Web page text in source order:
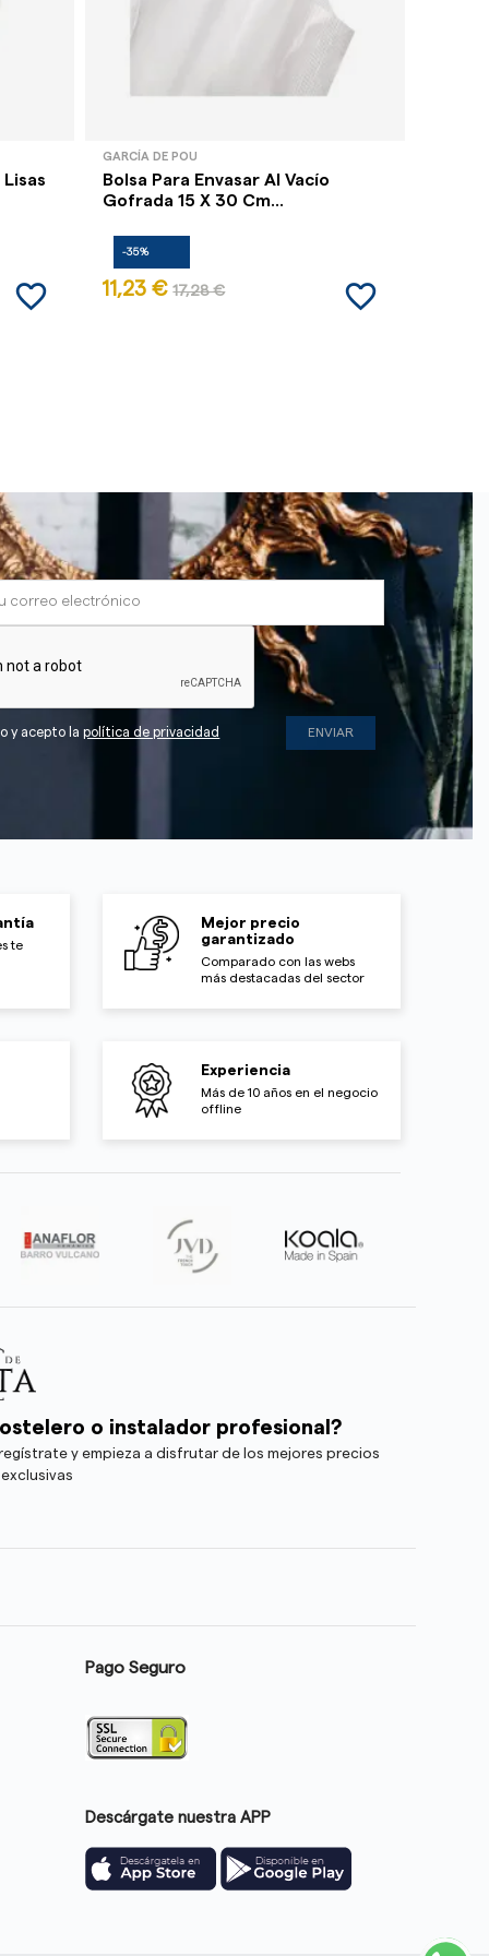
Lisas
favorite_border
GARCÍA DE POU
Bolsa Para Envasar Al Vacío
Gofrada 15 X 30 Cm...
-35%
11,23 € 17,28 € favorite_border
y acepto lapolítica de privacidad
te
Mejor precio
garantizado
Comparado con las webs
más destacadas del sector
Experiencia
Más de 10 años en el negocio
offline
o instalador profesional?
y empieza a disfrutar de los mejores precios
Pago Seguro
Descárgate nuestra APP